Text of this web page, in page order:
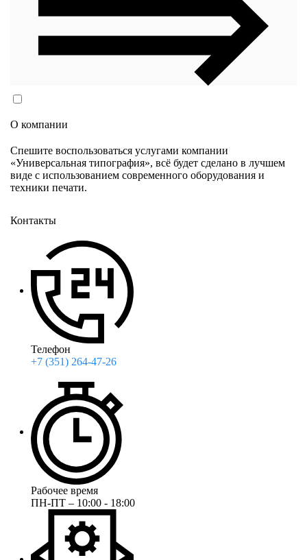
О компании
Спешите воспользоваться услугами компании
«Универсальная типография», всё будет сделано в лучшем
виде с использованием современного оборудования и
техники печати.
Контакты
Телефон
+7 (351) 264-47-26
Рабочее время
ПН-ПТ – 10:00 - 18:00